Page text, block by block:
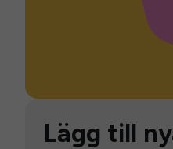
Lägg till